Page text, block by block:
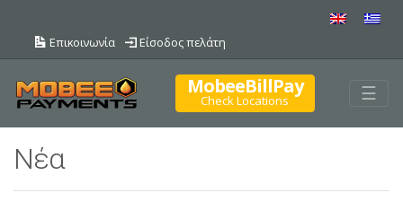
Επικοινωνία Είσοδος πελάτη
MobeeBillPay
Check Locations ☰
Νέα